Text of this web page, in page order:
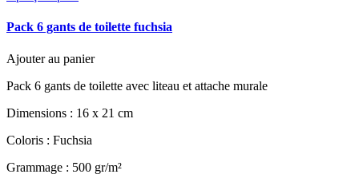
Pack 6 gants de toilette fuchsia
Ajouter au panier
Pack 6 gants de toilette avec liteau et attache murale
Dimensions : 16 x 21 cm
Coloris : Fuchsia
Grammage : 500 gr/m²